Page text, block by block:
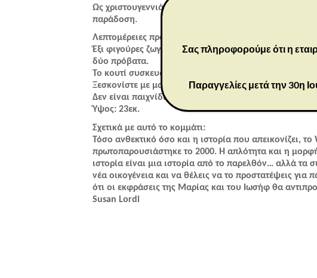
Ως χριστουγεννιάτικο δώρο, γαμήλιο δώρο ή αγορά
παράδοση.
Λεπτομέρειες προϊόντος
Έξι φιγούρες ζωγραφισμένες στο χέρι από συνθετική
δύο πρόβατα.
Το κουτί συσκευασίας περιλαμβάνει κάρτα για δώρο.
Ξεσκονίστε με μαλακό πανί ή μαλακή βούρτσα.
Δεν είναι παιχνίδι ή προϊόν για παιδιά. Προορίζεται
Ύψος: 23εκ.
Σχετικά με αυτό το κομμάτι:
Τόσο ανθεκτικό όσο και η ιστορία που απεικονίζει,
πρωτοπαρουσιάστηκε το 2000. Η απλότητα και η
ιστορία είναι μια ιστορία από το παρελθόν… αλλά τα
νέα οικογένεια και να θέλεις να το προστατέψεις
ότι οι εκφράσεις της Μαρίας και του Ιωσήφ θα
Susan Lordi
Σας πληροφορούμε ότι η
Παραγγελίες μετά την 30η